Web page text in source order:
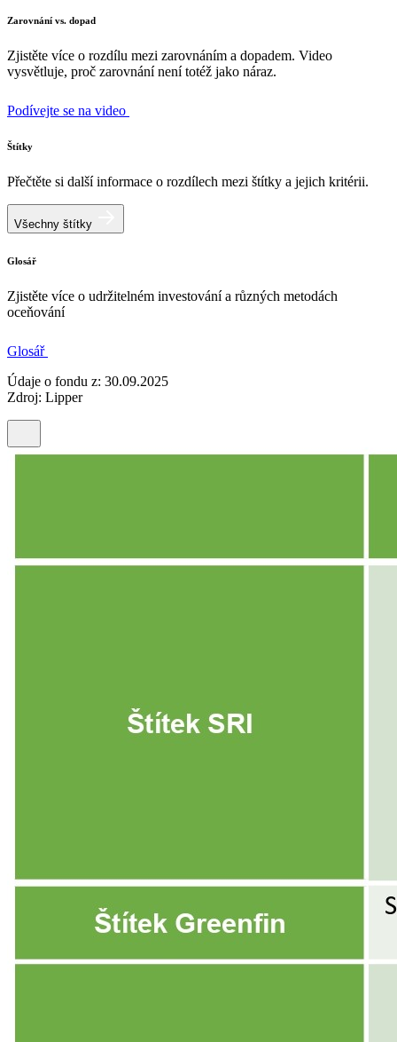
Zarovnání vs. dopad
Zjistěte více o rozdílu mezi zarovnáním a dopadem. Video
vysvětluje, proč zarovnání není totéž jako náraz.
Podívejte se na video
Štítky
Přečtěte si další informace o rozdílech mezi štítky a jejich kritérii.
Všechny štítky
Glosář
Zjistěte více o udržitelném investování a různých metodách
oceňování
Glosář
Údaje o fondu z: 30.09.2025
Zdroj: Lipper